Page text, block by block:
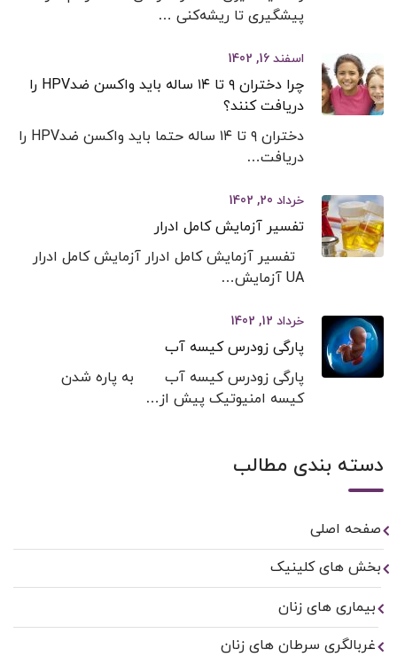
پیشگیری تا ریشه‌کنی …
اسفند 16, 1402
چرا دختران ۹ تا ۱۴ ساله باید واکسن ضدHPV را
دریافت کنند؟
دختران ۹ تا ۱۴ ساله حتما باید واکسن ضدHPV را
دریافت…
خرداد 20, 1402
تفسیر آزمایش کامل ادرار
تفسیر آزمایش کامل ادرار آزمایش کامل ادرار
UA آزمایش…
خرداد 12, 1402
پارگی زودرس کیسه آب
پارگی زودرس کیسه آب به پاره شدن
کیسه امنیوتیک پیش از…
دسته بندی مطالب
صفحه اصلی
بخش های کلینیک
بیماری های زنان
غربالگری سرطان های زنان